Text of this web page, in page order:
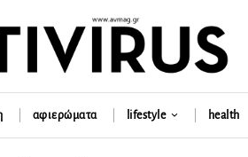
αφιερώματα lifestyle health